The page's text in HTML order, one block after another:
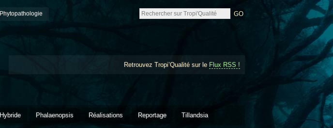
Phytopathologie
Retrouvez Tropi’Qualité sur le Flux RSS !
Hybride Phalaenopsis Réalisations Reportage Tillandsia